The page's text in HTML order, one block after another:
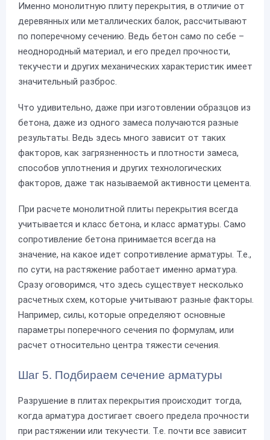
Именно монолитную плиту перекрытия, в отличие от
деревянных или металлических балок, рассчитывают
по поперечному сечению. Ведь бетон само по себе –
неоднородный материал, и его предел прочности,
текучести и других механических характеристик имеет
значительный разброс.
Что удивительно, даже при изготовлении образцов из
бетона, даже из одного замеса получаются разные
результаты. Ведь здесь много зависит от таких
факторов, как загрязненность и плотности замеса,
способов уплотнения и других технологических
факторов, даже так называемой активности цемента.
При расчете монолитной плиты перекрытия всегда
учитывается и класс бетона, и класс арматуры. Само
сопротивление бетона принимается всегда на
значение, на какое идет сопротивление арматуры. Т.е.,
по сути, на растяжение работает именно арматура.
Сразу оговоримся, что здесь существует несколько
расчетных схем, которые учитывают разные факторы.
Например, силы, которые определяют основные
параметры поперечного сечения по формулам, или
расчет относительно центра тяжести сечения.
Шаг 5. Подбираем сечение арматуры
Разрушение в плитах перекрытия происходит тогда,
когда арматура достигает своего предела прочности
при растяжении или текучести. Т.е. почти все зависит